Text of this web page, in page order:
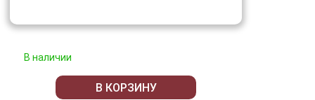
В наличии
В КОРЗИНУ